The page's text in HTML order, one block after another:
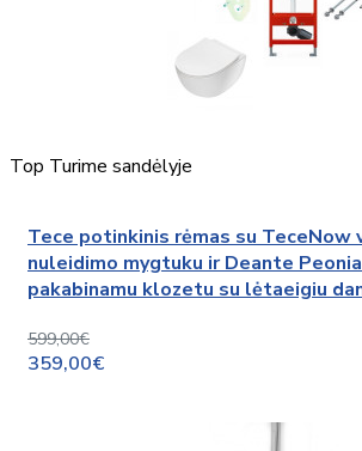
Top Turime sandėlyje
Tece potinkinis rėmas su TeceNow vandens
nuleidimo mygtuku ir Deante Peonia rimless
pakabinamu klozetu su lėtaeigiu
599,00€
359,00€